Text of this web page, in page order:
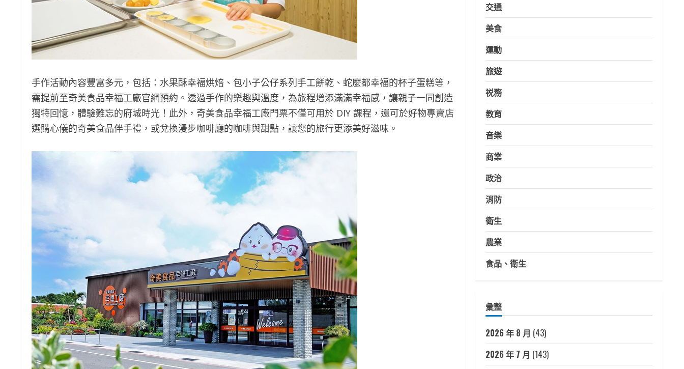
手作活動內容豐富多元，包括：水果酥幸福烘焙、包小子公仔系列手工餅乾、蛇麼都幸福的杯子蛋糕等，
需提前至奇美食品幸福工廠官網預約。透過手作的樂趣與溫度，為旅程增添滿滿幸福感，讓親子一同創造
獨特回憶，體驗難忘的府城時光！此外，奇美食品幸福工廠門票不僅可用於 DIY 課程，還可於好物專賣店
選購心儀的奇美食品伴手禮，或兌換漫步咖啡廳的咖啡與甜點，讓您的旅行更添美好滋味。
交通
美食
運動
旅遊
祱務
教育
音樂
商業
政治
消防
衛生
農業
食品、衛生
彙整
2026 年 8 月 (43)
2026 年 7 月 (143)